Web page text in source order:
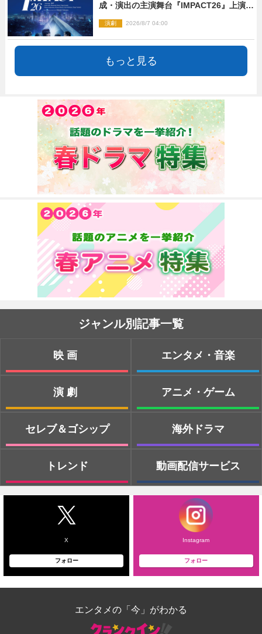
成・演出の主演舞台『IMPACT26』上演決
演劇 2026/8/7 04:00
もっと見る
ジャンル別記事一覧
映画
演劇
セレブ＆ゴシップ
トレンド
エンタメ・音楽
アニメ・ゲーム
海外ドラマ
動画配信サービス
X
フォロー
Instagram
フォロー
エンタメの「今」がわかる